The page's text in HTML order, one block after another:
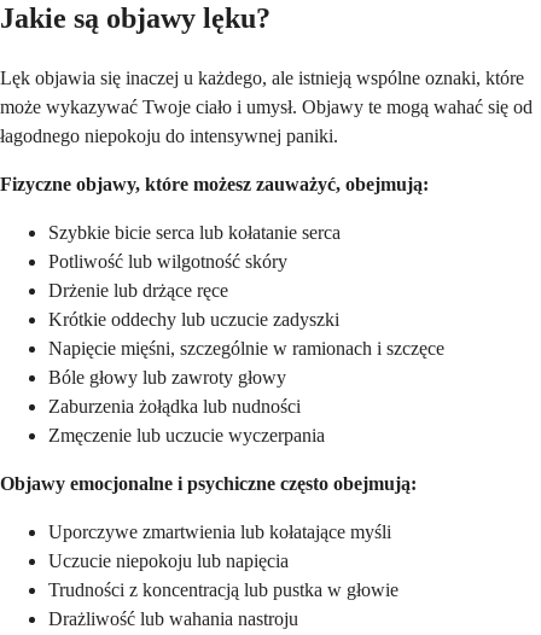
Jakie są objawy lęku?
Lęk objawia się inaczej u każdego, ale istnieją wspólne oznaki, które
może wykazywać Twoje ciało i umysł. Objawy te mogą wahać się od
łagodnego niepokoju do intensywnej paniki.
Fizyczne objawy, które możesz zauważyć, obejmują:
Szybkie bicie serca lub kołatanie serca
Potliwość lub wilgotność skóry
Drżenie lub drżące ręce
Krótkie oddechy lub uczucie zadyszki
Napięcie mięśni, szczególnie w ramionach i szczęce
Bóle głowy lub zawroty głowy
Zaburzenia żołądka lub nudności
Zmęczenie lub uczucie wyczerpania
Objawy emocjonalne i psychiczne często obejmują:
Uporczywe zmartwienia lub kołatające myśli
Uczucie niepokoju lub napięcia
Trudności z koncentracją lub pustka w głowie
Drażliwość lub wahania nastroju